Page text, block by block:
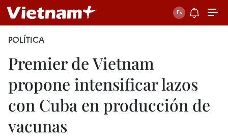
POLÍTICA
Premier de Vietnam
propone intensificar lazos
con Cuba en producción de
vacunas